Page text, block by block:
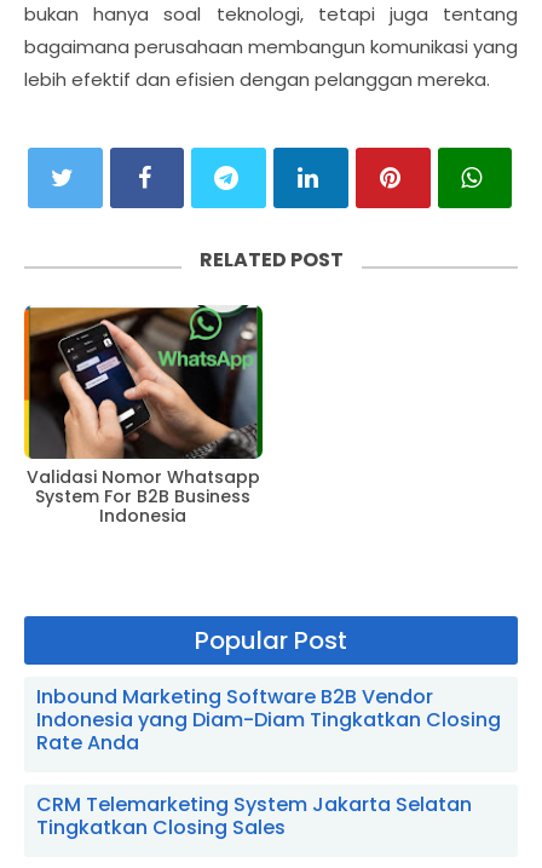
bukan hanya soal teknologi, tetapi juga tentang
bagaimana perusahaan membangun komunikasi yang
lebih efektif dan efisien dengan pelanggan mereka.
RELATED POST
Validasi Nomor Whatsapp
System For B2B Business
Indonesia
Popular Post
Inbound Marketing Software B2B Vendor
Indonesia yang Diam-Diam Tingkatkan Closing
Rate Anda
CRM Telemarketing System Jakarta Selatan
Tingkatkan Closing Sales